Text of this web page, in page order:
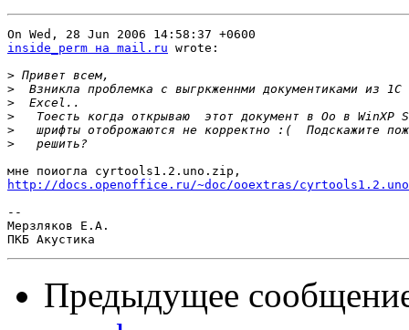
inside_perm на mail.ru wrote:
>
>
>
>
>
>
http://docs.openoffice.ru/~doc/ooextras/
--
Мерзляков Е.А.
Предыдущее